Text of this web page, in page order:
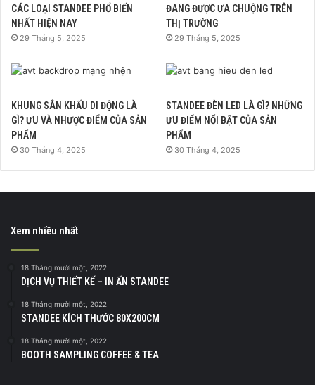
CÁC LOẠI STANDEE PHỔ BIẾN
NHẤT HIỆN NAY
29 Tháng 5, 2025
ĐANG ĐƯỢC ƯA CHUỘNG TRÊN
THỊ TRƯỜNG
29 Tháng 5, 2025
KHUNG SÂN KHẤU DI ĐỘNG LÀ
GÌ? ƯU VÀ NHƯỢC ĐIỂM CỦA SẢN
PHẨM
30 Tháng 4, 2025
STANDEE ĐÈN LED LÀ GÌ? NHỮNG
ƯU ĐIỂM NỔI BẬT CỦA SẢN
PHẨM
30 Tháng 4, 2025
Xem nhiều nhất
18 Tháng mười một, 2022
DỊCH VỤ THIẾT KẾ – IN ẤN STANDEE
18 Tháng mười một, 2022
STANDEE KÍCH THƯỚC 80X200CM
18 Tháng mười một, 2022
BOOTH SAMPLING COFFEE & TEA